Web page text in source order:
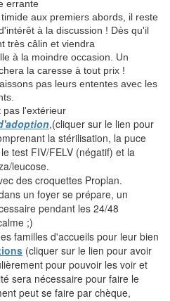
errante
aux premiers abords, il reste
à la discussion ! Dès qu'il
très câlin et viendra
à la moindre occasion. Un
la caresse à tout prix !
pas leurs ententes avec les
pas l'extérieur
,(cliquer sur le lien pour
la stérilisation, la puce
test FIV/FELV (négatif) et la
leucose.
des croquettes Proplan.
un foyer se prépare, un
pendant les 24/48
;)
familles d'accueils pour leur bien
(cliquer sur le lien pour avoir
pour pouvoir les voir et
sera nécessaire pour faire le
peut se faire par chèque,